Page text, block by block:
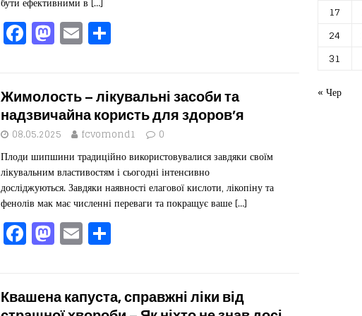
F
a
e
b
o
o
k
M
a
o
d
o
n
E
m
l ит
ис
я
Жимолость – лікувальні засоби та
надзвичайна користь для здоров’я
08.05.2025 fcvomond1 0
Плоди шипшини традиційно використовувалися завдяки своїм
лікувальним властивостям і сьогодні інтенсивно
досліджуються. Завдяки наявності елагової кислоти, лікопіну та
фенолів мак має численні переваги та покращує ваше […]
F
a
e
M
a
o
E
m
l ит
Квашена капуста, справжні ліки від
17
24
31
« Чер